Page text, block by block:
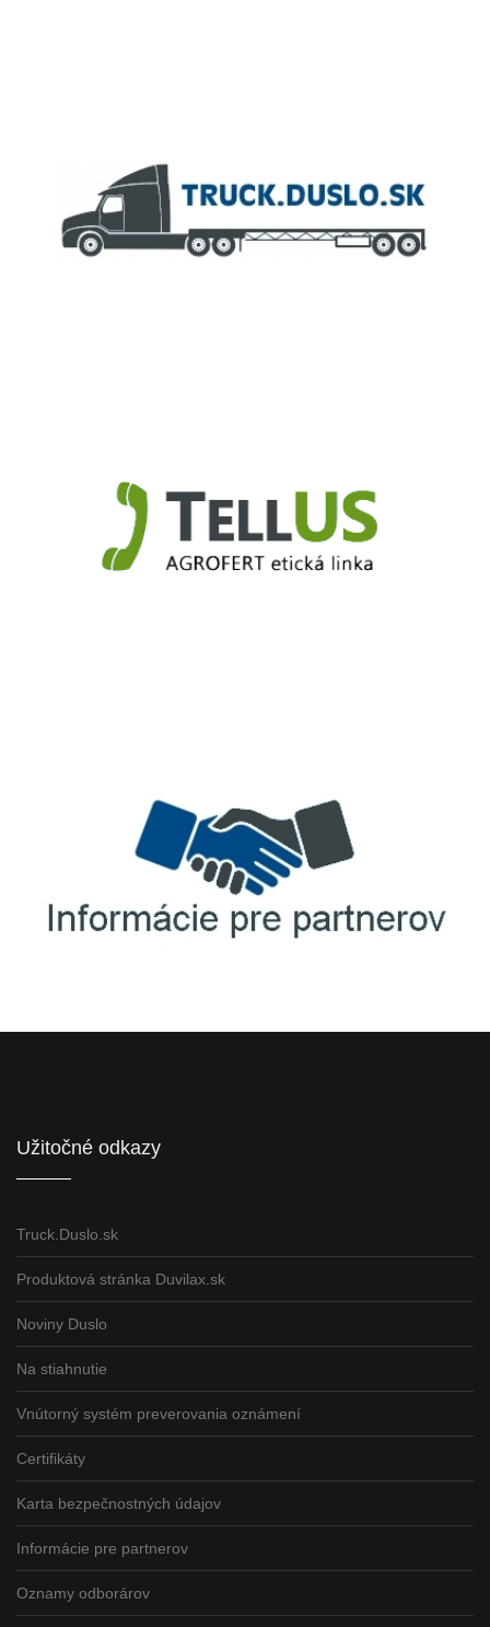
Užitočné odkazy
Truck.Duslo.sk
Produktová stránka Duvilax.sk
Noviny Duslo
Na stiahnutie
Vnútorný systém preverovania oznámení
Certifikáty
Karta bezpečnostných údajov
Informácie pre partnerov
Oznamy odborárov